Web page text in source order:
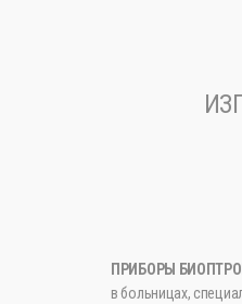
ПРИБОРЫ
в больницах,